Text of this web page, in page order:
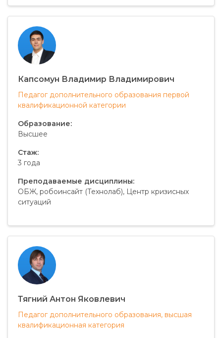
Капсомун Владимир Владимирович
Педагог дополнительного образования первой
квалификационной категории
Образование:
Высшее
Стаж:
3 года
Преподаваемые дисциплины:
ОБЖ, робоинсайт (Технолаб), Центр кризисных
ситуаций
Тягний Антон Яковлевич
Педагог дополнительного образования, высшая
квалификационная категория